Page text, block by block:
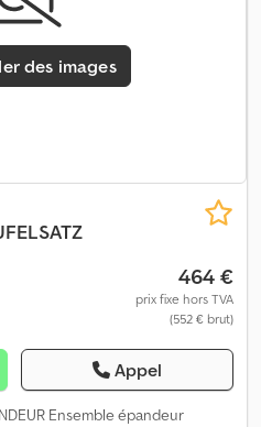
des images
464 €
prix fixe hors TVA
(552 € brut)
Appel
Ensemble épandeur